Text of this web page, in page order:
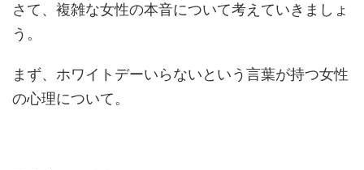
さて、複雑な女性の本音について考えていきましょ
う。
まず、ホワイトデーいらないという言葉が持つ女性
の心理について。